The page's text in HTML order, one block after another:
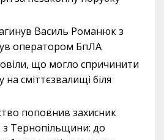
Василь Романюк з
оператором БпЛА
що могло спричинити
сміттєзвалищі біля
поповнив захисник
Тернопільщини: до